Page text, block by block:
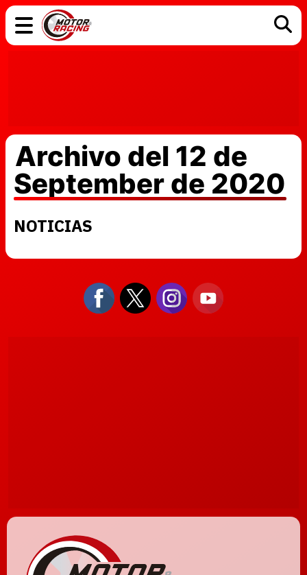
Archivo del 12 de
September de 2020
NOTICIAS